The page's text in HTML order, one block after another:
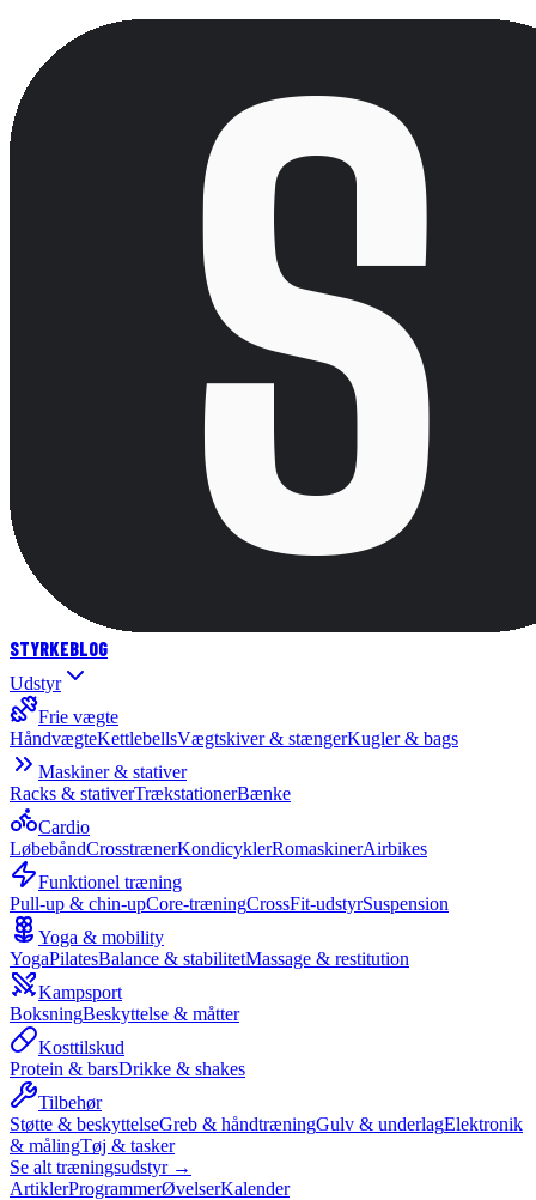
STYRKEBLOG
Udstyr
Frie vægte
HåndvægteKettlebellsVægtskiver & stængerKugler & bags
Maskiner & stativer
Racks & stativerTrækstationerBænke
Cardio
LøbebåndCrosstrænerKondicyklerRomaskinerAirbikes
Funktionel træning
Pull-up & chin-upCore-træningCrossFit-udstyrSuspension
Yoga & mobility
YogaPilatesBalance & stabilitetMassage & restitution
Kampsport
BoksningBeskyttelse & måtter
Kosttilskud
Protein & barsDrikke & shakes
Tilbehør
Støtte & beskyttelseGreb & håndtræningGulv & underlagElektronik
& målingTøj & tasker
Se alt træningsudstyr →
ArtiklerProgrammerØvelserKalender